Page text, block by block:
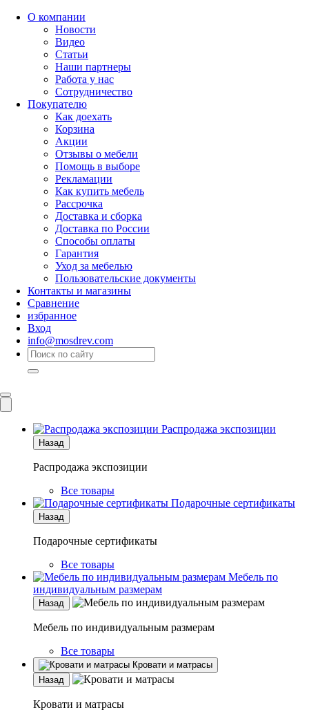
О компании
Новости
Видео
Статьи
Наши партнеры
Работа у нас
Сотрудничество
Покупателю
Как доехать
Корзина
Акции
Отзывы о мебели
Помощь в выборе
Рекламации
Как купить мебель
Рассрочка
Доставка и сборка
Доставка по России
Способы оплаты
Гарантия
Уход за мебелью
Пользовательские документы
Контакты и магазины
Сравнение
избранное
Вход
info@mosdrev.com
Распродажа экспозиции
Назад
Распродажа экспозиции
Все товары
Подарочные сертификаты
Назад
Подарочные сертификаты
Все товары
Мебель по
индивидуальным размерам
Назад
Мебель по индивидуальным размерам
Все товары
Кровати и матрасы
Назад
Кровати и матрасы